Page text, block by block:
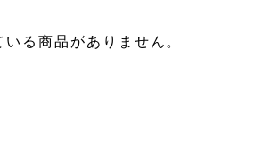
いる商品がありません。